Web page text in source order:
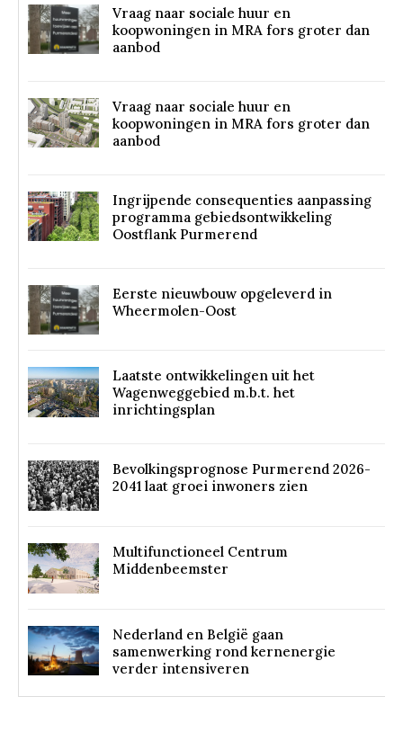
Vraag naar sociale huur en
koopwoningen in MRA fors groter dan
aanbod
Vraag naar sociale huur en
koopwoningen in MRA fors groter dan
aanbod
Ingrijpende consequenties aanpassing
programma gebiedsontwikkeling
Oostflank Purmerend
Eerste nieuwbouw opgeleverd in
Wheermolen-Oost
Laatste ontwikkelingen uit het
Wagenweggebied m.b.t. het
inrichtingsplan
Bevolkingsprognose Purmerend 2026-
2041 laat groei inwoners zien
Multifunctioneel Centrum
Middenbeemster
Nederland en België gaan
samenwerking rond kernenergie
verder intensiveren